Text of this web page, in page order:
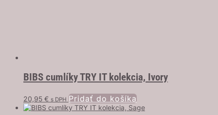
BIBS cumlíky TRY IT kolekcia, Ivory
20,95 € s DPH Pridať do košíka